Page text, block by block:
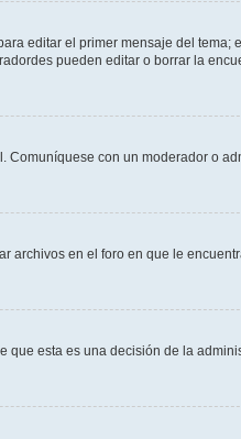
editar el primer mensaje del tema;
pueden editar o borrar la
con un moderador o
archivos en el foro en que le
esta es una decisión de la